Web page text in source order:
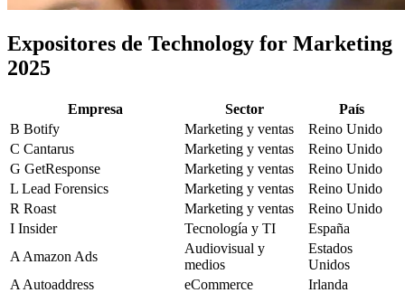
Expositores de Technology for Marketing
2025
Empresa Sector
País
B Botify Marketing y ventas
Reino Unido
C Cantarus Marketing y ventas
Reino Unido
G GetResponse Marketing y ventas
Reino Unido
L Lead Forensics Marketing y ventas
Reino Unido
R Roast Marketing y ventas
Reino Unido
I Insider Tecnología y TI
España
A Amazon Ads
Audiovisual y
medios
Estados
Unidos
A Autoaddress eCommerce
Irlanda